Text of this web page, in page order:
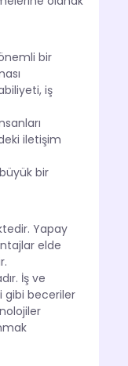
bir
iş
iletişim
bir
Yapay
elde
İş ve
gibi beceriler